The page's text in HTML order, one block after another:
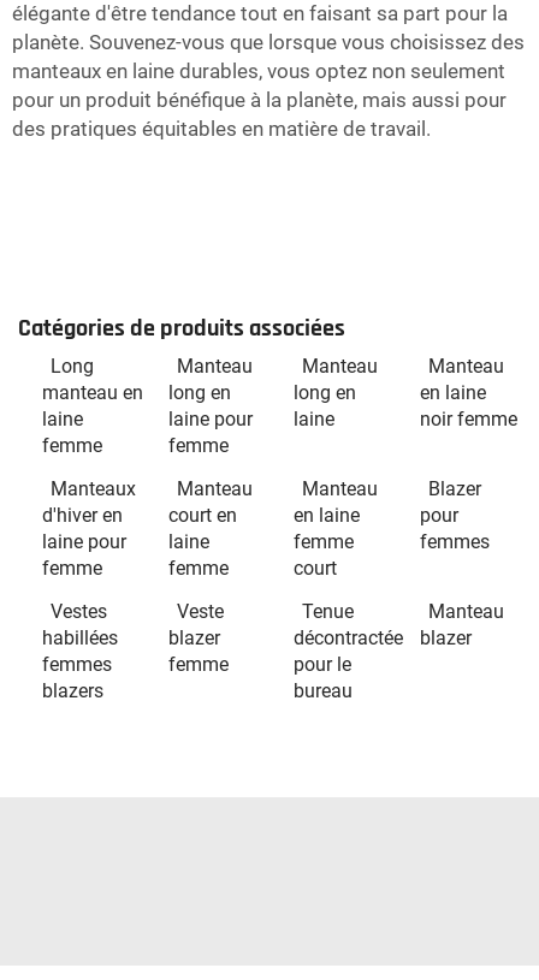
élégante d'être tendance tout en faisant sa part pour la
planète. Souvenez-vous que lorsque vous choisissez des
manteaux en laine durables, vous optez non seulement
pour un produit bénéfique à la planète, mais aussi pour
des pratiques équitables en matière de travail.
Catégories de produits associées
Long
manteau en
laine
femme
Manteau
long en
laine pour
femme
Manteau
long en
laine
Manteau
en laine
noir femme
Manteaux
d'hiver en
laine pour
femme
Manteau
court en
laine
femme
Manteau
en laine
femme
court
Blazer
pour
femmes
Vestes
habillées
femmes
blazers
Veste
blazer
femme
Tenue
décontractée
pour le
bureau
Manteau
blazer